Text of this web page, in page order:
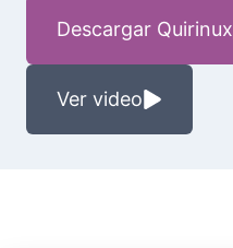
Descargar Quirinux
Ver video